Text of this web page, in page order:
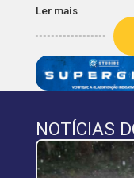
Ler mais
NOTÍCIAS